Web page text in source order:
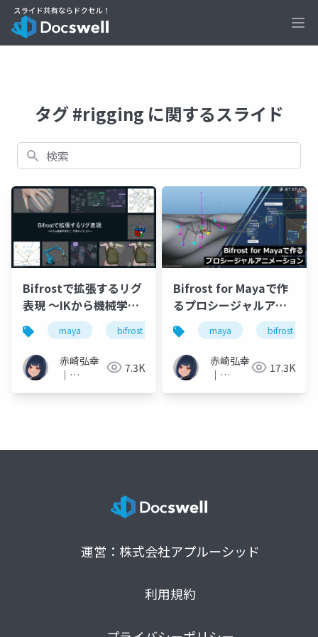
タグ #rigging に関するスライド
検索
Bifrostで拡張するリグ
表現 ～IKから機械学習
まで、作例ダイジェス
ト～
maya bifrost rigging animation
赤崎弘幸
｜
7.3K
Bifrost for Mayaで作
るプロシージャルアニ
メーション
maya bifrost
赤崎弘幸
｜
17.3K
運営：株式会社アプルーシッド
利用規約